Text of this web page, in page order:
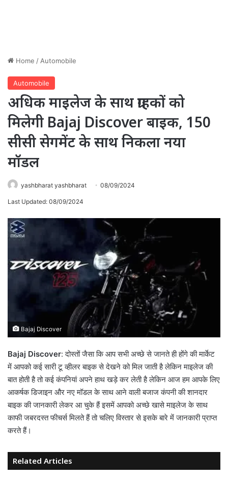
Home / Automobile
Automobile
अधिक माइलेज के साथ ग्राहकों को
मिलेगी Bajaj Discover बाइक, 150
सीसी सेगमेंट के साथ निकला नया
मॉडल
yashbharat yashbharat 08/09/2024
Last Updated: 08/09/2024
Bajaj Discover
Bajaj Discover: दोस्तों जैसा कि आप सभी अच्छे से जानते ही होंगे की मार्केट
में आपको कई सारी टू व्हीलर बाइक से देखने को मिल जाती है लेकिन माइलेज की
बात होती है तो कई कंपनियां अपने हाथ खड़े कर लेती है लेकिन आज हम आपके लिए
आकर्षक डिजाइन और नए मॉडल के साथ आने वाली बजाज कंपनी की शानदार
बाइक की जानकारी लेकर आ चुके हैं इसमें आपको अच्छे खासे माइलेज के साथ
काफी जबरदस्त फीचर्स मिलते हैं तो चलिए विस्तार से इसके बारे में जानकारी प्राप्त
करते हैं।
Related Articles